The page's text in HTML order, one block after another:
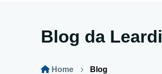
Blog da Leardi
Home Blog